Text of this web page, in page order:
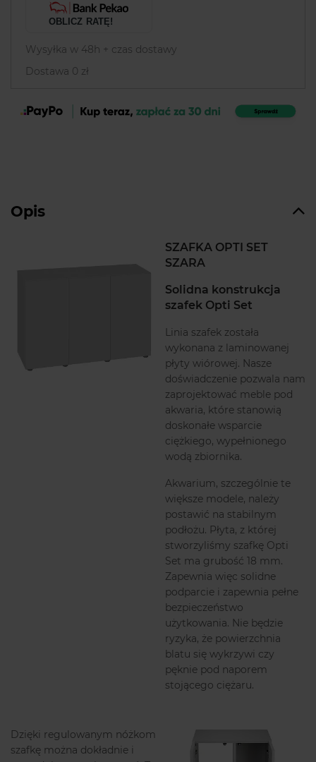
OBLICZ RATĘ!
Wysyłka w 48h + czas dostawy
Dostawa 0 zł
Opis
SZAFKA OPTI SET
SZARA
Solidna konstrukcja
szafek Opti Set
Linia szafek została
wykonana z laminowanej
płyty wiórowej. Nasze
doświadczenie pozwala nam
zaprojektować meble pod
akwaria, które stanowią
doskonałe wsparcie
ciężkiego, wypełnionego
wodą zbiornika.
Akwarium, szczególnie te
większe modele, należy
postawić na stabilnym
podłożu. Płyta, z której
stworzyliśmy szafkę Opti
Set ma grubość 18 mm.
Zapewnia więc solidne
podparcie i zapewnia pełne
bezpieczeństwo
użytkowania. Nie będzie
ryzyka, że powierzchnia
blatu się wykrzywi czy
pęknie pod naporem
stojącego ciężaru.
Dzięki regulowanym nóżkom
szafkę można dokładnie i